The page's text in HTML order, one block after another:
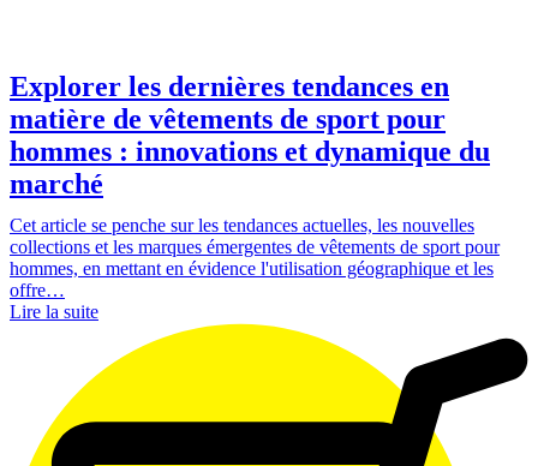
Explorer les dernières tendances en
matière de vêtements de sport pour
hommes : innovations et dynamique du
marché
Cet article se penche sur les tendances actuelles, les nouvelles
collections et les marques émergentes de vêtements de sport pour
hommes, en mettant en évidence l'utilisation géographique et les
offre…
Lire la suite